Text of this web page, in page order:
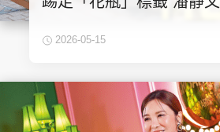
2026-05-15